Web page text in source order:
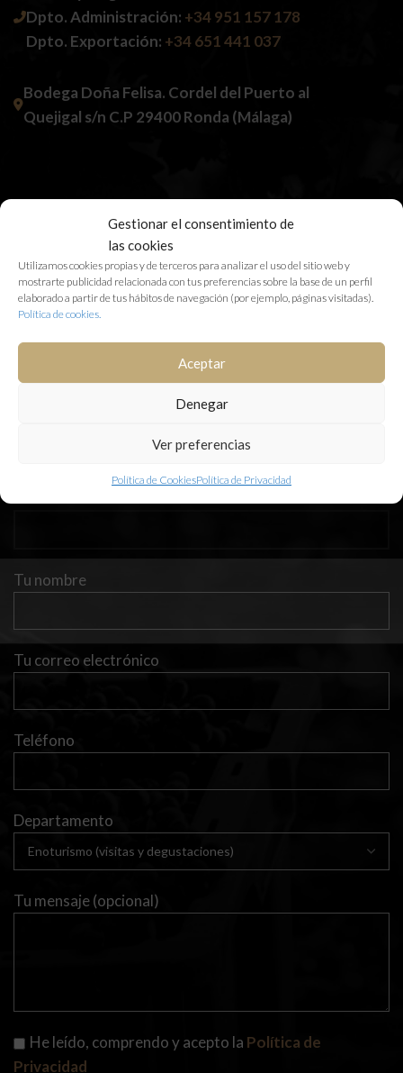
Gestionar el consentimiento de
las cookies
Utilizamos cookies propias y de terceros para analizar el uso del sitio web y
mostrarte publicidad relacionada con tus preferencias sobre la base de un perfil
elaborado a partir de tus hábitos de navegación (por ejemplo, páginas visitadas).
Política de cookies.
Aceptar
Denegar
Ver preferencias
Política de CookiesPolítica de Privacidad
Dpto. Administración: +34 951 157 178
Dpto. Exportación: +34 651 441 037
Bodega Doña Felisa. Cordel del Puerto al
Quejigal s/n C.P 29400 Ronda (Málaga)
Tu nombre
Tu correo electrónico
Teléfono
Departamento
Tu mensaje (opcional)
He leído, comprendo y acepto la Política de
Privacidad
sobre el pedido | Política de Devoluciones